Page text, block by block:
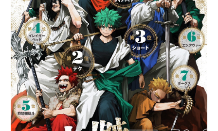
Cerrado ese aspecto, siguió el
proceso de traducción y edición,
que "implicó, por una parte,
cuidar la experiencia del público,
para que se pueda leer
fluidamente, y, por otra,